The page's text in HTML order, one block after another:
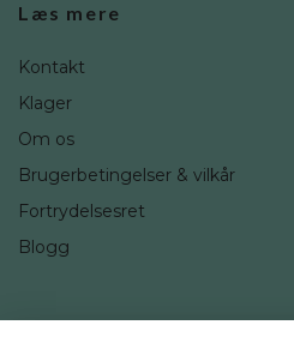
Læs mere
Kontakt
Klager
Om os
Brugerbetingelser & vilkår
Fortrydelsesret
Blogg